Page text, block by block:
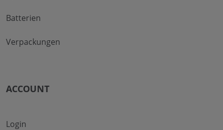
Batterien
Verpackungen
ACCOUNT
Login